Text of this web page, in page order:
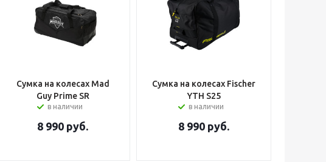
Сумка на колесах Mad
Guy Prime SR
в наличии
8 990 руб.
Сумка на колесах Fischer
YTH S25
в наличии
8 990 руб.